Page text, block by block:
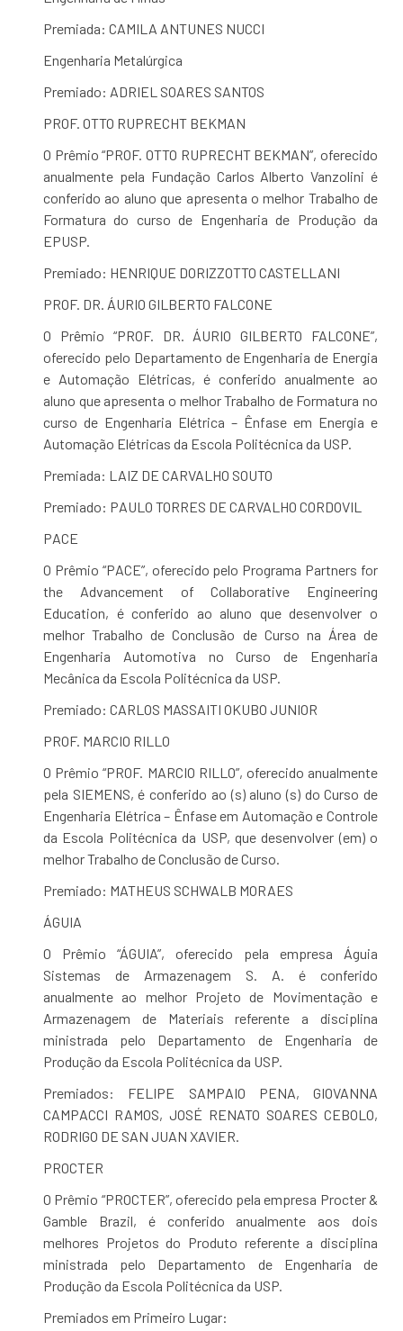
Premiada: CAMILA ANTUNES NUCCI
Engenharia Metalúrgica
Premiado: ADRIEL SOARES SANTOS
PROF. OTTO RUPRECHT BEKMAN
O Prêmio “PROF. OTTO RUPRECHT BEKMAN”, oferecido
anualmente pela Fundação Carlos Alberto Vanzolini é
conferido ao aluno que apresenta o melhor Trabalho de
Formatura do curso de Engenharia de Produção da
EPUSP.
Premiado: HENRIQUE DORIZZOTTO CASTELLANI
PROF. DR. ÁURIO GILBERTO FALCONE
O Prêmio “PROF. DR. ÁURIO GILBERTO FALCONE”,
oferecido pelo Departamento de Engenharia de Energia
e Automação Elétricas, é conferido anualmente ao
aluno que apresenta o melhor Trabalho de Formatura no
curso de Engenharia Elétrica – Ênfase em Energia e
Automação Elétricas da Escola Politécnica da USP.
Premiada: LAIZ DE CARVALHO SOUTO
Premiado: PAULO TORRES DE CARVALHO CORDOVIL
PACE
O Prêmio “PACE”, oferecido pelo Programa Partners for
the Advancement of Collaborative Engineering
Education, é conferido ao aluno que desenvolver o
melhor Trabalho de Conclusão de Curso na Área de
Engenharia Automotiva no Curso de Engenharia
Mecânica da Escola Politécnica da USP.
Premiado: CARLOS MASSAITI OKUBO JUNIOR
PROF. MARCIO RILLO
O Prêmio “PROF. MARCIO RILLO”, oferecido anualmente
pela SIEMENS, é conferido ao (s) aluno (s) do Curso de
Engenharia Elétrica – Ênfase em Automação e Controle
da Escola Politécnica da USP, que desenvolver (em) o
melhor Trabalho de Conclusão de Curso.
Premiado: MATHEUS SCHWALB MORAES
ÁGUIA
O Prêmio “ÁGUIA”, oferecido pela empresa Águia
Sistemas de Armazenagem S. A. é conferido
anualmente ao melhor Projeto de Movimentação e
Armazenagem de Materiais referente a disciplina
ministrada pelo Departamento de Engenharia de
Produção da Escola Politécnica da USP.
Premiados: FELIPE SAMPAIO PENA, GIOVANNA
CAMPACCI RAMOS, JOSÉ RENATO SOARES CEBOLO,
RODRIGO DE SAN JUAN XAVIER.
PROCTER
O Prêmio “PROCTER”, oferecido pela empresa Procter &
Gamble Brazil, é conferido anualmente aos dois
melhores Projetos do Produto referente a disciplina
ministrada pelo Departamento de Engenharia de
Produção da Escola Politécnica da USP.
Premiados em Primeiro Lugar: